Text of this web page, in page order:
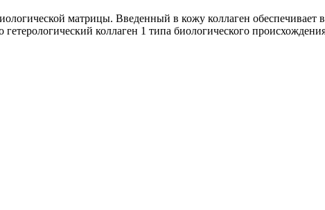
матрицы. Введенный в кожу коллаген обеспечивает
коллаген 1 типа биологического